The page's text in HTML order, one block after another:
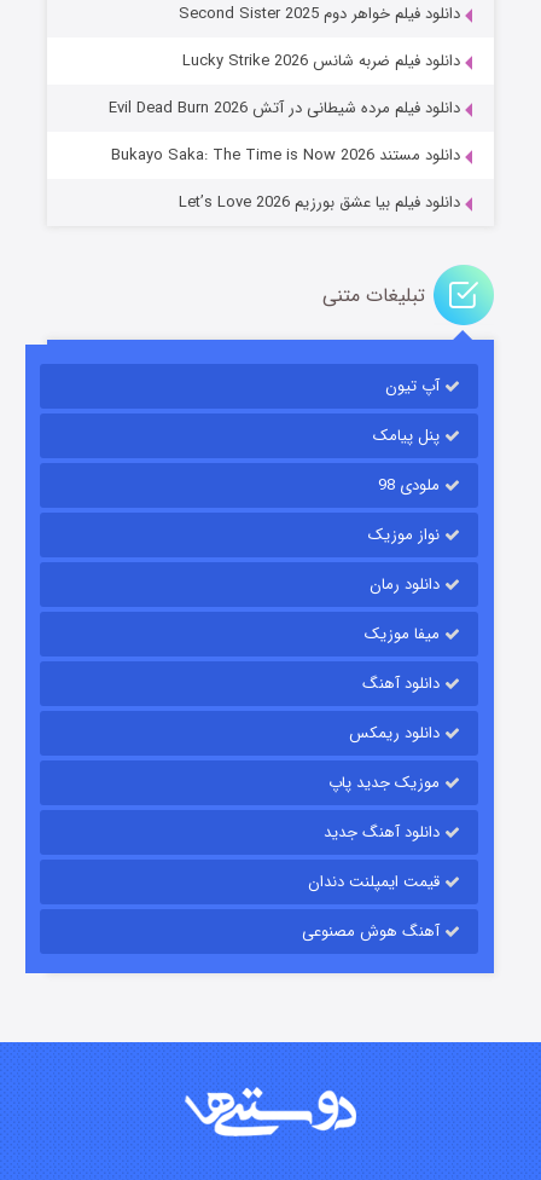
جادوگری در مغولستان
باب اسفنجی فصل ۱۷
قسمت۶ (زیرنویس) منتشر شد
قسمت۱۵ (دوبله) منتشر شد
دانلود فیلم خواهر دوم Second Sister 2025
دانلود فیلم ضربه شانس Lucky Strike 2026
دانلود فیلم مرده شیطانی در آتش Evil Dead Burn 2026
دانلود مستند Bukayo Saka: The Time is Now 2026
دانلود فیلم بیا عشق بورزیم Let’s Love 2026
تبلیغات متنی
آپ تیون
پنل پیامک
ملودی 98
نواز موزیک
دانلود رمان
میفا موزیک
دانلود آهنگ
دانلود ریمکس
موزیک جدید پاپ
دانلود آهنگ جدید
قیمت ایمپلنت دندان
آهنگ هوش مصنوعی